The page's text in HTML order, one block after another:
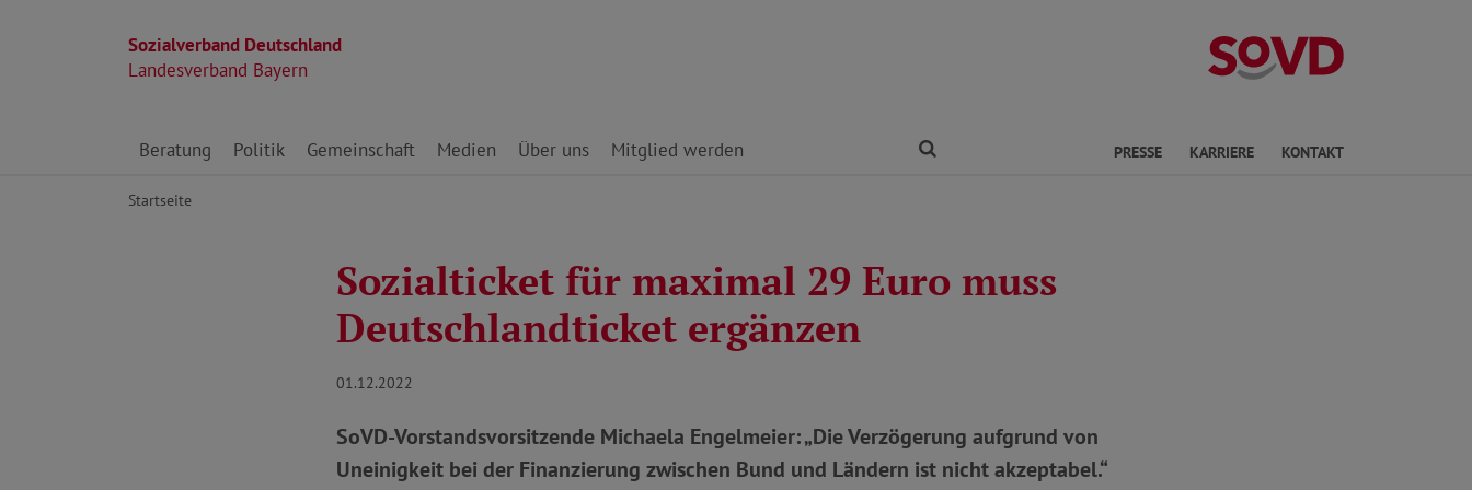
Sozialverband Deutschland
Landesverband Bayern
Landesverband
Direkt zu den Inhalten springen
Beratung Politik Gemeinschaft Medien Über uns Mitglied werden PRESSE KARRIERE KONTAKT
Startseite
Sozialticket für maximal 29 Euro muss
Deutschlandticket ergänzen
01.12.2022
SoVD-Vorstandsvorsitzende Michaela Engelmeier: „Die Verzögerung aufgrund von
Uneinigkeit bei der Finanzierung zwischen Bund und Ländern ist nicht akzeptabel.“